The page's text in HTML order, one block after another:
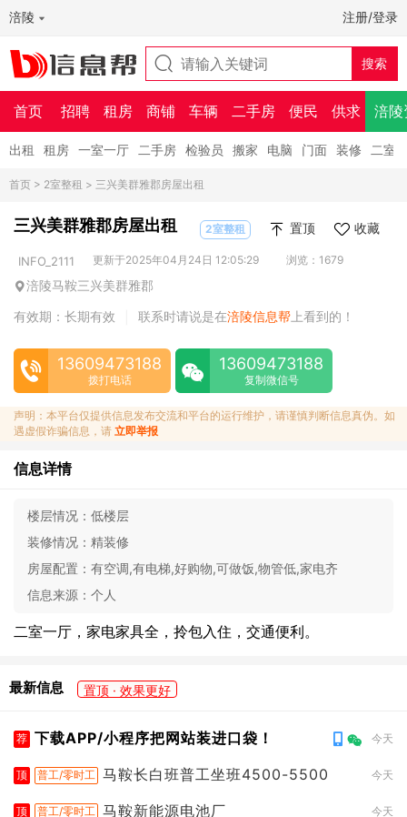
涪陵 注册/登录
首页 招聘 租房 商铺 车辆 二手房 便民 供求 涪陵
出租 租房 一室一厅 二手房 检验员 搬家 电脑 门面 装修 二室
首页 > 2室整租 > 三兴美群雅郡房屋出租
三兴美群雅郡房屋出租 2室整租 置顶 收藏
INFO_2111 更新于2025年04月24日 12:05:29 浏览：1679
涪陵马鞍三兴美群雅郡
有效期：长期有效
联系时请说是在涪陵信息帮 上看到的！
13609473188
拨打电话
13609473188
复制微信号
声明：本平台仅提供信息发布交流和平台的运行维护，请谨慎判断信息真伪。如
遇虚假诈骗信息，请 立即举报
信息详情
楼层情况： 低楼层
装修情况： 精装修
房屋配置： 有空调,有电梯,好购物,可做饭,物管低,家电齐
信息来源： 个人
二室一厅，家电家具全，拎包入住，交通便利。
最新信息 置顶 · 效果更好
荐 下载APP/小程序把网站装进口袋！ 今天
顶 普工/零时工 马鞍长白班普工坐班4500-5500 今天
顶 普工/零时工 马鞍新能源电池厂 今天